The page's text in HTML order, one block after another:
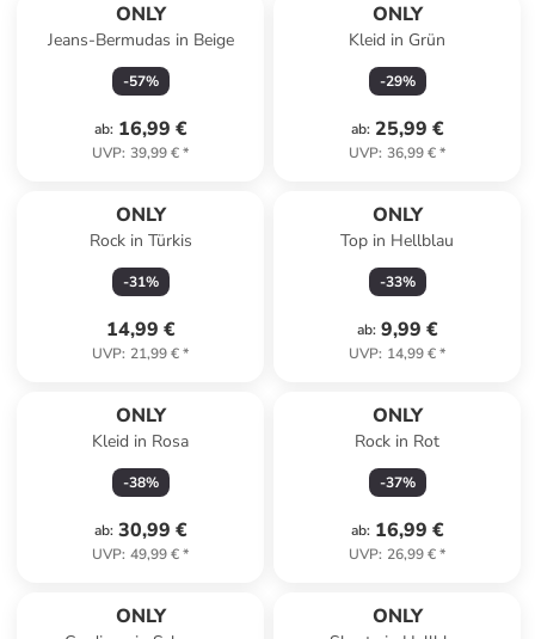
ONLY
Jeans-Bermudas in Beige
-57%
ab: 16,99 €
UVP: 39,99 €*
ONLY
Kleid in Grün
-29%
ab: 25,99 €
UVP: 36,99 €*
ONLY
Rock in Türkis
-31%
14,99 €
UVP: 21,99 €*
ONLY
Top in Hellblau
-33%
ab: 9,99 €
UVP: 14,99 €*
ONLY
Kleid in Rosa
-38%
ab: 30,99 €
UVP: 49,99 €*
ONLY
Rock in Rot
-37%
ab: 16,99 €
UVP: 26,99 €*
ONLY ONLY